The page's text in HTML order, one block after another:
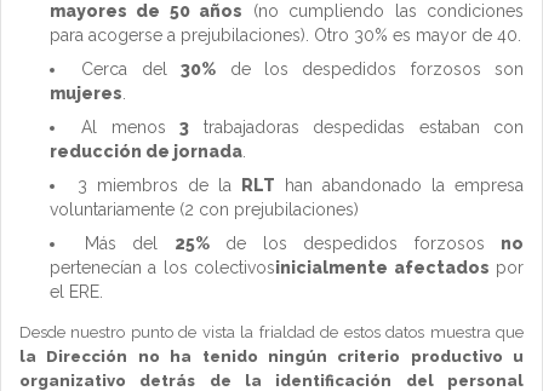
mayores de 50 años (no cumpliendo las condiciones
para acogerse a prejubilaciones). Otro 30% es mayor de 40.
Cerca del30% de los despedidos forzosos son
mujeres
Al menos3 trabajadoras despedidas estaban con
reducción de jornada
3 miembros de la
RLT han abandonado la empresa
voluntariamente (2 con prejubilaciones)
Más del 25%de los despedidos forzosos no
pertenecían a los colectivosinicialmente afectados por
el ERE.
Desde nuestro punto de vista la frialdad de estos datos muestra que
la Dirección no ha tenido ningún criterio productivo u
organizativo detrás de la identificación del personal